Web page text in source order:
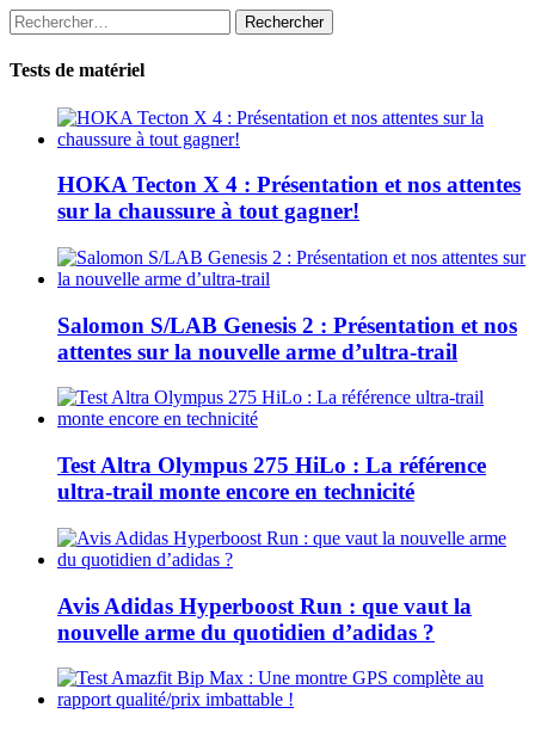
Rechercher :
Tests de matériel
HOKA Tecton X 4 : Présentation et nos attentes
sur la chaussure à tout gagner!
Salomon S/LAB Genesis 2 : Présentation et nos
attentes sur la nouvelle arme d’ultra-trail
Test Altra Olympus 275 HiLo : La référence
ultra-trail monte encore en technicité
Avis Adidas Hyperboost Run : que vaut la
nouvelle arme du quotidien d’adidas ?